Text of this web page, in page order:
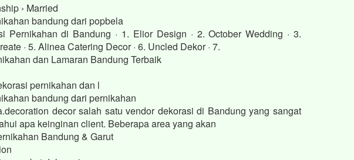
› Married
bandung dari popbela
Pernikahan di Bandung · 1. Elior Design · 2. October Wedding · 3.
· 5. Alinea Catering Decor · 6. Uncled Dekor · 7.
dan Lamaran Bandung Terbaik
pernikahan dan l
bandung dari pernikahan
decor salah satu vendor dekorasi di Bandung yang sangat
apa keinginan client. Beberapa area yang akan
Bandung & Garut